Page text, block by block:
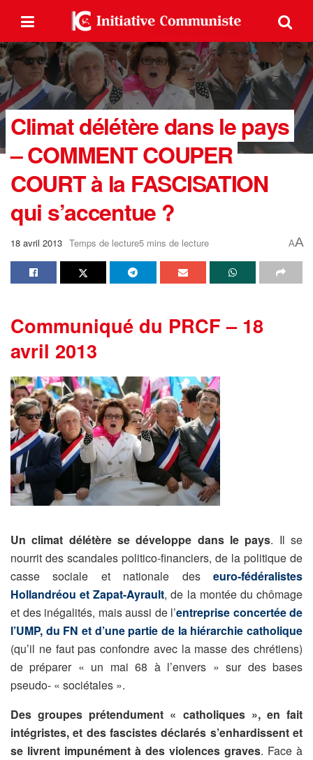
Climat délétère dans le pays
– COMMENT COUPER
COURT à la FASCISATION
qui s’accentue ?
18 avril 2013 Temps de lecture5 mins de lecture AA
Communiqué du PRCF – 18
avril 2013
Un climat délétère se développe dans le pays. Il se
nourrit des scandales politico-financiers, de la politique de
casse sociale et nationale des euro-fédéralistes
Hollandréou et Zapat-Ayrault, de la montée du chômage
et des inégalités, mais aussi de l’entreprise concertée de
l’UMP, du FN et d’une partie de la hiérarchie catholique
(qu’il ne faut pas confondre avec la masse des chrétiens)
de préparer « un mai 68 à l’envers » sur des bases
pseudo- « sociétales ».
Des groupes prétendument « catholiques », en fait
intégristes, et des fascistes déclarés s’enhardissent et
se livrent impunément à des violences graves. Face à